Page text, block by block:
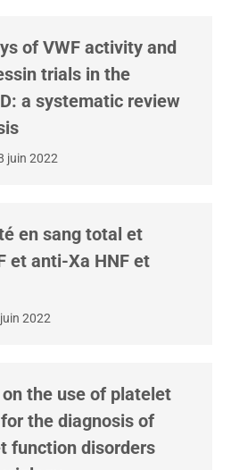
of VWF activity and
trials in the
a systematic review
juin 2022
en sang total et
et anti-Xa HNF et
2022
the use of platelet
the diagnosis of
function disorders